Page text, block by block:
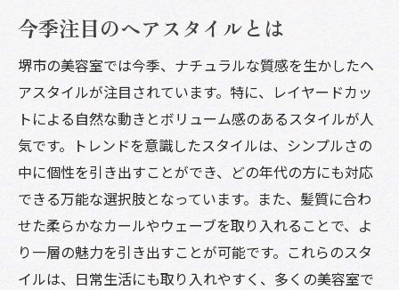
今季注目のヘアスタイルとは
堺市の美容室では今季、ナチュラルな質感を生かしたヘ
アスタイルが注目されています。特に、レイヤードカッ
トによる自然な動きとボリューム感のあるスタイルが人
気です。トレンドを意識したスタイルは、シンプルさの
中に個性を引き出すことができ、どの年代の方にも対応
できる万能な選択肢となっています。また、髪質に合わ
せた柔らかなカールやウェーブを取り入れることで、よ
り一層の魅力を引き出すことが可能です。これらのスタ
イルは、日常生活にも取り入れやすく、多くの美容室で